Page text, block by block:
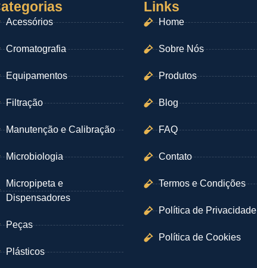
Acessórios
Cromatografia
Equipamentos
Filtração
Manutenção e Calibração
Microbiologia
Micropipeta e
Dispensadores
Peças
Plásticos
Links
Home
Sobre Nós
Produtos
Blog
FAQ
Contato
Termos e Condições
Política de Privacidade
Política de Cookies